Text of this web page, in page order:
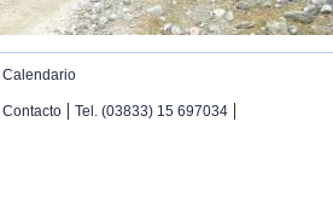
Calendario
Contacto | Tel. (03833) 15 697034 |